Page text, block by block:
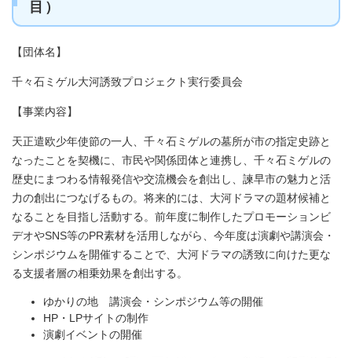
目）
【団体名】
千々石ミゲル大河誘致プロジェクト実行委員会
【事業内容】​
天正遣欧少年使節の一人、千々石ミゲルの墓所が市の指定史跡と
なったことを契機に、市民や関係団体と連携し、千々石ミゲルの
歴史にまつわる情報発信や交流機会を創出し、諫早市の魅力と活
力の創出につなげるもの。将来的には、大河ドラマの題材候補と
なることを目指し活動する。前年度に制作したプロモーションビ
デオやSNS等のPR素材を活用しながら、今年度は演劇や講演会・
シンポジウムを開催することで、大河ドラマの誘致に向けた更な
る支援者層の相乗効果を創出する。
ゆかりの地 講演会・シンポジウム等の開催​
HP・LPサイトの制作
演劇イベントの開催